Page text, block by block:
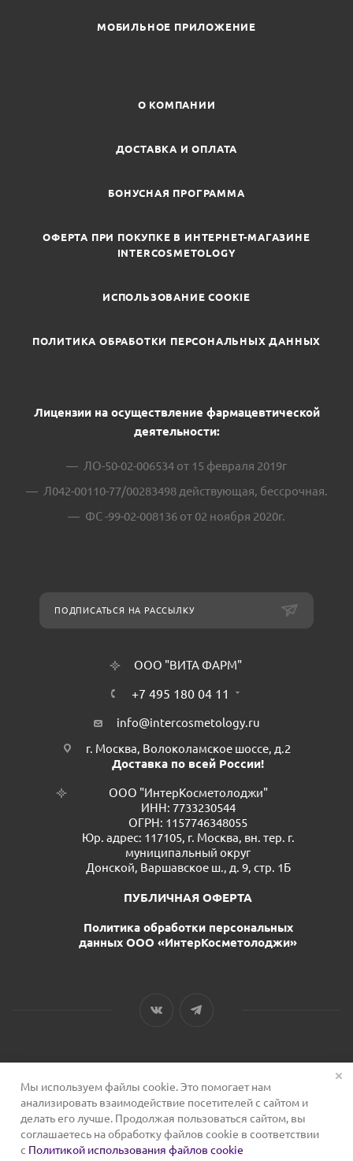
МОБИЛЬНОЕ ПРИЛОЖЕНИЕ
О КОМПАНИИ
ДОСТАВКА И ОПЛАТА
БОНУСНАЯ ПРОГРАММА
ОФЕРТА ПРИ ПОКУПКЕ В ИНТЕРНЕТ-МАГАЗИНЕ
INTERCOSMETOLOGY
ИСПОЛЬЗОВАНИЕ COOKIE
ПОЛИТИКА ОБРАБОТКИ ПЕРСОНАЛЬНЫХ ДАННЫХ
Лицензии на осуществление фармацевтической
деятельности:
ЛО-50-02-006534 от 15 февраля 2019г
Л042-00110-77/00283498 действующая, бессрочная.
ФС -99-02-008136 от 02 ноября 2020г.
ПОДПИСАТЬСЯ НА РАССЫЛКУ
ООО "ВИТА ФАРМ"
+7 495 180 04 11
info@intercosmetology.ru
г. Москва, Волоколамское шоссе, д.2
Доставка по всей России!
ООО "ИнтерКосметолоджи"
ИНН: 7733230544
ОГРН: 1157746348055
Юр. адрес: 117105, г. Москва, вн. тер. г.
муниципальный округ
Донской, Варшавское ш., д. 9, стр. 1Б
ПУБЛИЧНАЯ ОФЕРТА
Политика обработки персональных
данных ООО «ИнтерКосметолоджи»
2026 © Сервис для косметологов
Мы используем файлы cookie. Это помогает нам
анализировать взаимодействие посетителей с сайтом и
делать его лучше. Продолжая пользоваться сайтом, вы
соглашаетесь на обработку файлов cookie в соответствии
с Политикой использования файлов cookie